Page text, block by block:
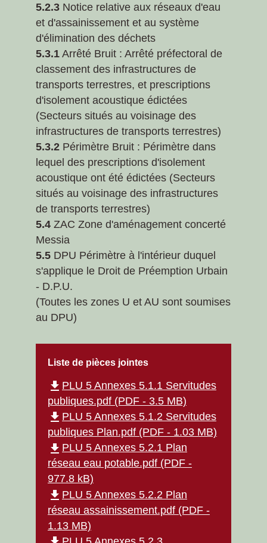
5.2.3 Notice relative aux réseaux d'eau
et d'assainissement et au système
d'élimination des déchets
5.3.1 Arrêté Bruit : Arrêté préfectoral de
classement des infrastructures de
transports terrestres, et prescriptions
d'isolement acoustique édictées
(Secteurs situés au voisinage des
infrastructures de transports terrestres)
5.3.2 Périmètre Bruit : Périmètre dans
lequel des prescriptions d'isolement
acoustique ont été édictées (Secteurs
situés au voisinage des infrastructures
de transports terrestres)
5.4 ZAC Zone d'aménagement concerté
Messia
5.5 DPU Périmètre à l'intérieur duquel
s'applique le Droit de Préemption Urbain
- D.P.U.
(Toutes les zones U et AU sont soumises
au DPU)
Liste de pièces jointes
file_download PLU 5 Annexes 5.1.1 Servitudes
publiques.pdf (PDF - 3.5 MB)
file_download PLU 5 Annexes 5.1.2 Servitudes
publiques Plan.pdf (PDF - 1.03 MB)
file_download PLU 5 Annexes 5.2.1 Plan
réseau eau potable.pdf (PDF -
977.8 kB)
file_download PLU 5 Annexes 5.2.2 Plan
réseau assainissement.pdf (PDF -
1.13 MB)